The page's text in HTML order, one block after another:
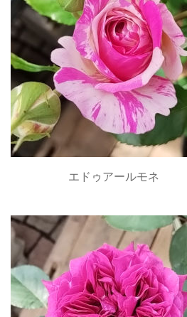
エドゥアールモネ